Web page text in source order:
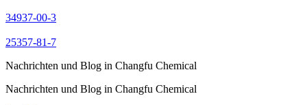
34937-00-3
25357-81-7
Nachrichten und Blog in Changfu Chemical
Nachrichten und Blog in Changfu Chemical